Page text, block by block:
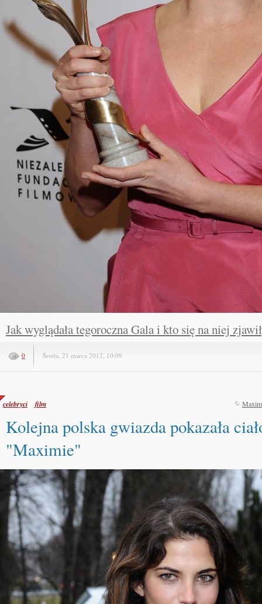
Jak wyglądała tegoroczna Gala i kto się na niej
0 Środa, 21 marca 2012, 10:09
celebryci film Maxim
Kolejna polska gwiazda pokazała
"Maximie"